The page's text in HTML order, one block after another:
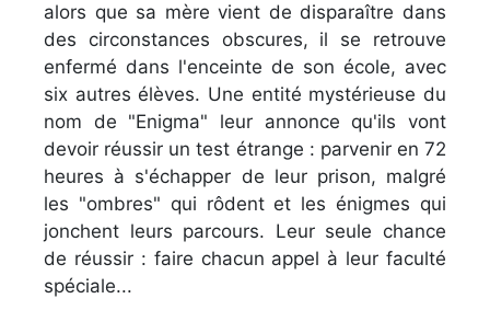
alors que sa mère vient de disparaître dans
des circonstances obscures, il se retrouve
enfermé dans l'enceinte de son école, avec
six autres élèves. Une entité mystérieuse du
nom de "Enigma" leur annonce qu'ils vont
devoir réussir un test étrange : parvenir en 72
heures à s'échapper de leur prison, malgré
les "ombres" qui rôdent et les énigmes qui
jonchent leurs parcours. Leur seule chance
de réussir : faire chacun appel à leur faculté
spéciale...